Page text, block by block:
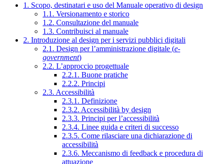
1. Scopo, destinatari e uso del Manuale operativo di design
1.1. Versionamento e storico
1.2. Consultazione del manuale
1.3. Contribuisci al manuale
2. Introduzione al design per i servizi pubblici digitali
2.1. Design per l’amministrazione digitale (e-
government)
2.2. L’approccio progettuale
2.2.1. Buone pratiche
2.2.2. Principi
2.3. Accessibilità
2.3.1. Definizione
2.3.2. Accessibilità by design
2.3.3. Principi per l’accessibilità
2.3.4. Linee guida e criteri di successo
2.3.5. Come rilasciare una dichiarazione di
accessibilità
2.3.6. Meccanismo di feedback e procedura di
attuazione